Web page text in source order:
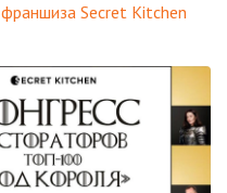
франшиза Secret Kitchen